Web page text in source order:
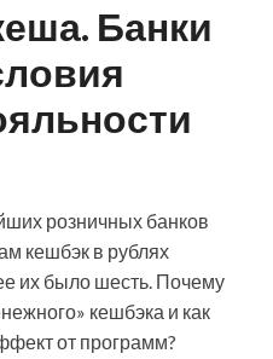
Банки
розничных банков
кешбэк в рублях
их было шесть. Почему
кешбэка и как
от программ?